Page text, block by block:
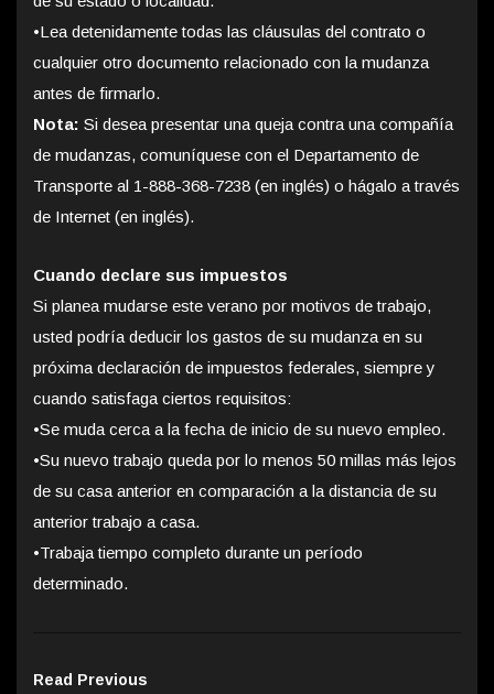
•Lea detenidamente todas las cláusulas del contrato o
cualquier otro documento relacionado con la mudanza
antes de firmarlo.
Nota: Si desea presentar una queja contra una compañía
de mudanzas, comuníquese con el Departamento de
Transporte al 1-888-368-7238 (en inglés) o hágalo a través
de Internet (en inglés).
Cuando declare sus impuestos
Si planea mudarse este verano por motivos de trabajo,
usted podría deducir los gastos de su mudanza en su
próxima declaración de impuestos federales, siempre y
cuando satisfaga ciertos requisitos:
•Se muda cerca a la fecha de inicio de su nuevo empleo.
•Su nuevo trabajo queda por lo menos 50 millas más lejos
de su casa anterior en comparación a la distancia de su
anterior trabajo a casa.
•Trabaja tiempo completo durante un período
determinado.
Read Previous